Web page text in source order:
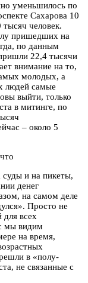
уменьшилось по
Сахарова 10
тысяч человек.
пришедших на
по данным
22,4 тысячи
внимание на то,
молодых, а
людей самые
выйти, только
в митинге, по
– около 5
и на пикеты,
денег
на самом деле
Просто не
всех
мы видим
на время,
в «полу-
не связанные с